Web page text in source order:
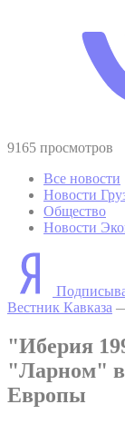
9165 просмотров
Все новости
Новости
Общество
Новости
Вестник Кавказа
"Иберия
"Ларном"
Европы